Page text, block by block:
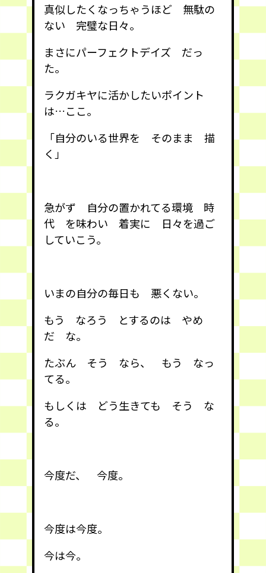
真似したくなっちゃうほど 無駄の
ない 完璧な日々。
まさにパーフェクトデイズ だっ
た。
ラクガキヤに活かしたいポイント
は…ここ。
「自分のいる世界を そのまま 描
く」
急がず 自分の置かれてる環境 時
代 を味わい 着実に 日々を過ご
していこう。
いまの自分の毎日も 悪くない。
もう なろう とするのは やめ
だ な。
たぶん そう なら、 もう なっ
てる。
もしくは どう生きても そう な
る。
今度だ、 今度。
今度は今度。
今は今。